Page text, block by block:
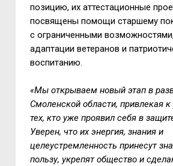
позицию, их аттестационные
посвящены помощи старшему
с ограниченными
адаптации ветеранов и
воспитанию.
«Мы открываем новый этап в
Смоленской области, привлекая
тех, кто уже проявил себя в
Уверен, что их энергия, знания и
целеустремленность принесут
пользу, укрепят общество и